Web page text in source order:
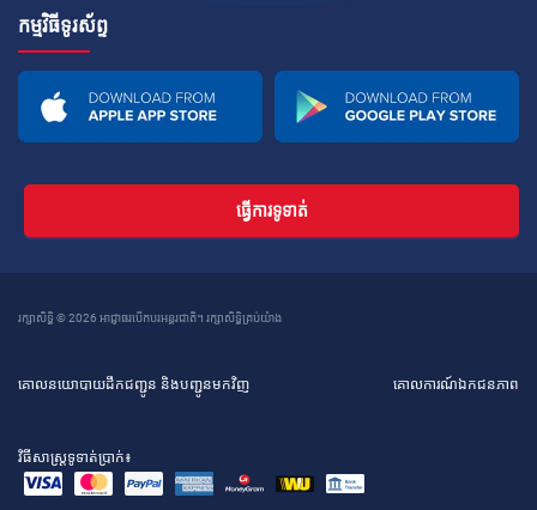
កម្មវិធីទូរស័ព្ទ
ធ្វើការទូទាត់
រក្សាសិទ្ធិ © 2026 អាជ្ញាធរបើកបរអន្តរជាតិ។ រក្សាសិទ្ធិគ្រប់យ៉ាង
គោលនយោបាយដឹកជញ្ជូន និងបញ្ជូនមកវិញ គោលការណ៍ឯកជនភាព
វិធីសាស្រ្តទូទាត់ប្រាក់៖